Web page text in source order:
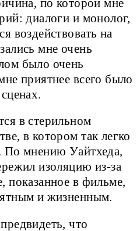
по которой мне
диалоги и монолог,
воздействовать на
мне очень
было очень
приятнее всего было
в стерильном
в котором так легко
По мнению Уайтхеда,
изоляцию из-за
показанное в фильме,
и жизненным.
что